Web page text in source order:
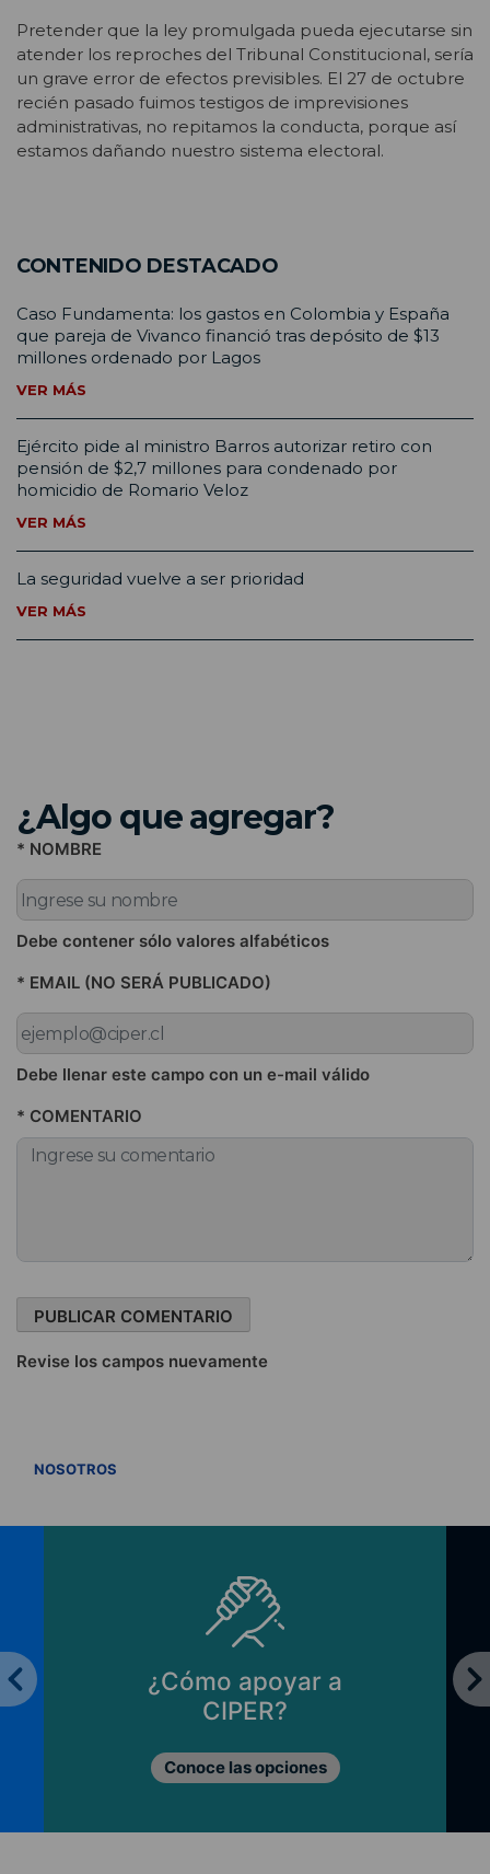
Pretender que la ley promulgada pueda ejecutarse sin
atender los reproches del Tribunal Constitucional, sería
un grave error de efectos previsibles. El 27 de octubre
recién pasado fuimos testigos de imprevisiones
administrativas, no repitamos la conducta, porque así
estamos dañando nuestro sistema electoral.
CONTENIDO DESTACADO
Caso Fundamenta: los gastos en Colombia y España
que pareja de Vivanco financió tras depósito de $13
millones ordenado por Lagos
VER MÁS
Ejército pide al ministro Barros autorizar retiro con
pensión de $2,7 millones para condenado por
homicidio de Romario Veloz
VER MÁS
La seguridad vuelve a ser prioridad
VER MÁS
¿Algo que agregar?
* NOMBRE
Debe contener sólo valores alfabéticos
* EMAIL (NO SERÁ PUBLICADO)
Debe llenar este campo con un e-mail válido
* COMENTARIO
Revise los campos nuevamente
NOSOTROS
¿Cómo apoyar a
CIPER?
Conoce las opciones